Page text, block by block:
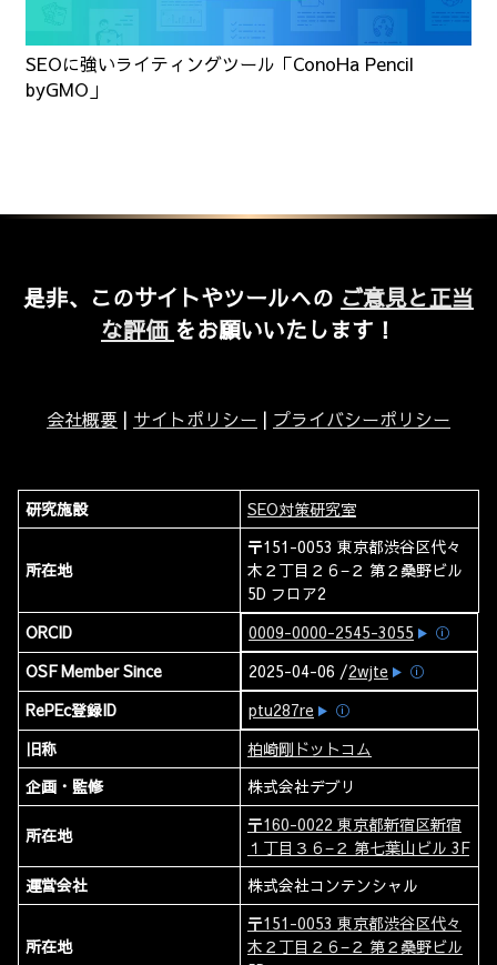
SEOに強いライティングツール「ConoHa Pencil
byGMO」
是非、このサイトやツールへの ご意見と正当
な評価 をお願いいたします！
会社概要 | サイトポリシー | プライバシーポリシー
研究施設 SEO対策研究室
所在地
〒151-0053 東京都渋谷区代々
木２丁目２６−２ 第２桑野ビル
5D フロア2
ORCID
0009-0000-2545-3055
ⓘ
OSF Member Since
2025-04-06 /2wjte
ⓘ
RePEc登録ID
ptu287re
ⓘ
旧称
柏崎剛ドットコム
企画・監修
株式会社デブリ
所在地
〒160-0022 東京都新宿区新宿
１丁目３６−２ 第七葉山ビル 3F
運営会社
株式会社コンテンシャル
所在地
〒151-0053 東京都渋谷区代々
木２丁目２６−２ 第２桑野ビル